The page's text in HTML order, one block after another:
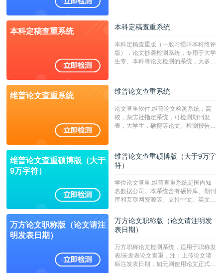
校用来检测硕博论文的系统，检测范围
广，数据来源真实，检测算法合理!本
字符数30万）
本科定稿查重系统 本科定稿查重系统
本科定稿查重版（一般习惯叫本科终评
版），论文抄袭检测系统，专用于大学
生专、本科等论文检测的系统，大多数
维普论文查重系统 维普论文查重系统
论文查重软件,维普论文检测系统：高
校，杂志社指定系统，可检测期刊发
表，大学生，硕博等论文。检测报告支
维普论文查重硕博版（大于
9万字符）
维普论文查重硕博版（大于9万字
符）
学位论文查重,维普查重系统是国内知
名数据公司。本系统含有硕博库、期刊
库和互联网资源等。支持中文、英文、
定院校！！！
万方论文职称版（论文请注
明发表日期）
万方论文职称版（论文请注明发
表日期）
万方职称论文检测系统，适用于职称发
表/未发表论文查重，注：上传论文请
标注发表日期，如无则使用论文正式发